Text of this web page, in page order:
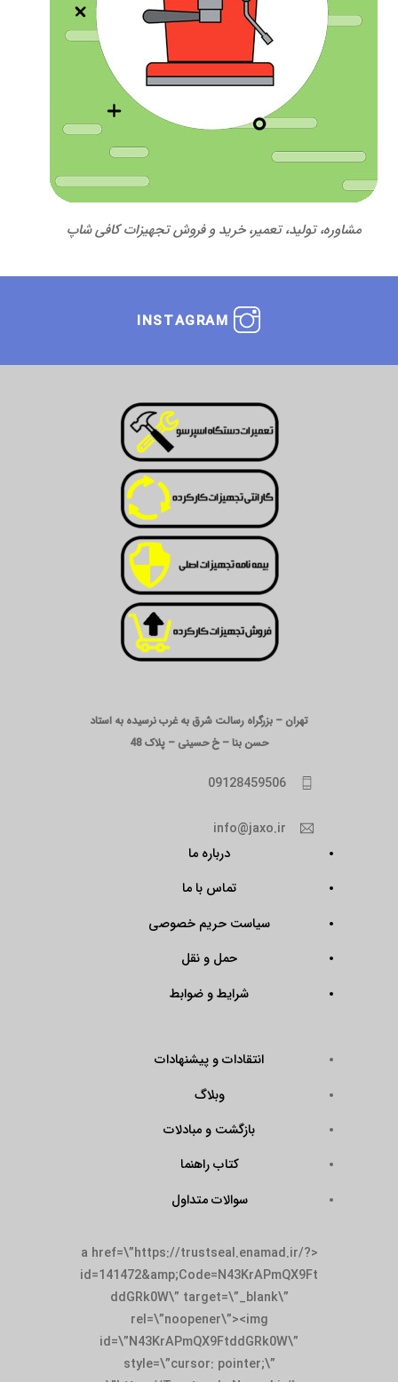
مشاوره، تولید، تعمیر، خرید و فروش تجهیزات کافی شاپ
INSTAGRAM
تهران – بزرگراه رسالت شرق به غرب نرسیده به استاد
حسن بنا – خ حسینی – پلاک 48
09128459506
info@jaxo.ir
درباره ما
تماس با ما
سیاست حریم خصوصی
حمل و نقل
شرایط و ضوابط
انتقادات و پیشنهادات
وبلاگ
بازگشت و مبادلات
کتاب راهنما
سوالات متداول
<a href=\”https://trustseal.enamad.ir/?
id=141472&amp;Code=N43KrAPmQX9Ft
ddGRk0W\” target=\”_blank\”
rel=\”noopener\”><img
id=\”N43KrAPmQX9FtddGRk0W\”
style=\”cursor: pointer;\”